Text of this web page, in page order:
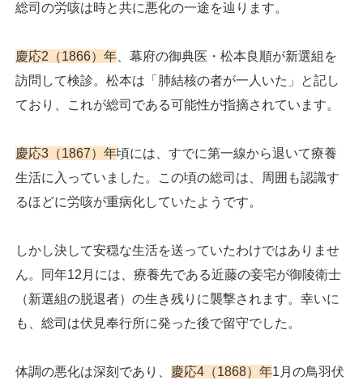
総司の労咳は時と共に悪化の一途を辿ります。
慶応2（1866）年 、幕府の御典医・松本良順が新選組を
訪問して検診。松本は「肺結核の者が一人いた」と記し
ており、これが総司である可能性が指摘されています。
慶応3（1867）年頃には、すでに第一線から退いて療養
生活に入っていました。この頃の総司は、周囲も認識す
るほどに労咳が重病化していたようです。
しかし決して安穏な生活を送っていたわけではありませ
ん。同年12月には、療養先である近藤の妾宅が御陵衛士
（新選組の脱退者）の生き残りに襲撃されます。幸いに
も、総司は伏見奉行所に発った後で留守でした。
体調の悪化は深刻であり、 慶応4（1868）年1月の鳥羽伏